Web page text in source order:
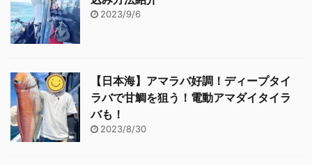
2023/9/6
【日本海】アマラバ好調！ディープタイ
ラバで甘鯛を狙う！電動アマダイタイラ
バも！
2023/8/30